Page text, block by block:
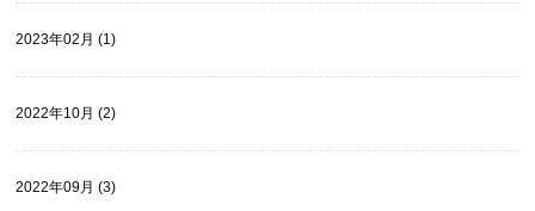
2023年02月 (1)
2022年10月 (2)
2022年09月 (3)